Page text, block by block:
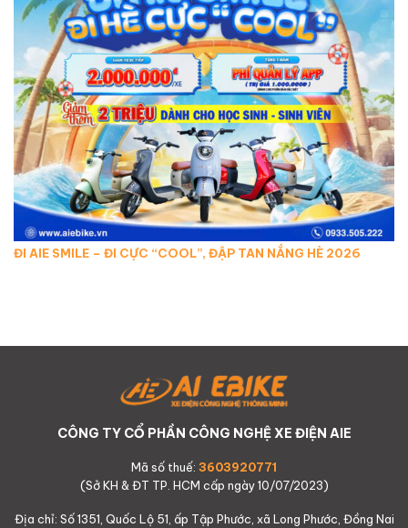
ĐI AIE SMILE – ĐI CỰC “COOL”, ĐẬP TAN NẮNG HÈ 2026
CÔNG TY CỔ PHẦN CÔNG NGHỆ XE ĐIỆN AIE
Mã số thuế: 3603920771
(Sở KH & ĐT TP. HCM cấp ngày 10/07/2023)
Địa chỉ: Số 1351, Quốc Lộ 51, ấp Tập Phước, xã Long Phước, Đồng Nai